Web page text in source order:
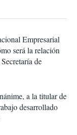
Empresarial
será la relación
de
a la titular de
desarrollado